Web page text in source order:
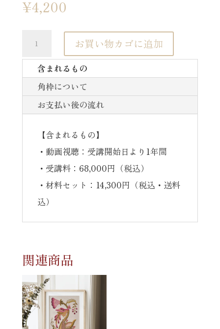
¥4,200
ー
の
ウ
ン
ド
お買い物カゴに追加
含まれるもの
角枠について
お支払い後の流れ
【含まれるもの】
・動画視聴：受講開始日より1年間
・受講料：68,000円（税込）
​・材料セット：14,300円（税込・送料
込）
関連商品